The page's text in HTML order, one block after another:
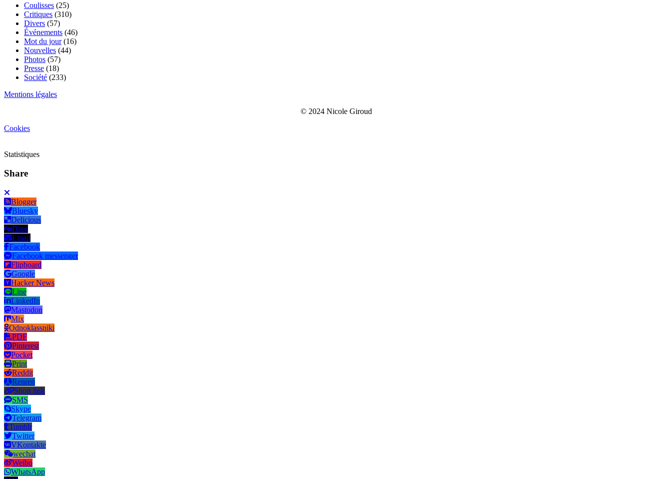
Coulisses (25)
Critiques (310)
Divers (57)
Événements (46)
Mot du jour(16)
Nouvelles (44)
Photos (57)
Presse (18)
Société (233)
Mentions légales
© 2024 Nicole Giroud
Cookies
Statistiques
Share
Blogger
Bluesky
Delicious
Digg
Email
Facebook
Facebook messenger
Flipboard
Google
Hacker News
Line
LinkedIn
Mastodon
Mix
Odnoklassniki
PDF
Pinterest
Pocket
Print
Reddit
Renren
Short link
SMS
Skype
Telegram
Tumblr
Twitter
VKontakte
wechat
Weibo
WhatsApp